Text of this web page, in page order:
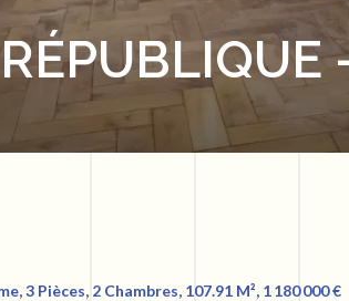
3 Pièces, 2 Chambres, 107.91 M², 1 180 000 €